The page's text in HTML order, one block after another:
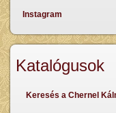
Instagram
Katalógusok
Keresés a Chernel